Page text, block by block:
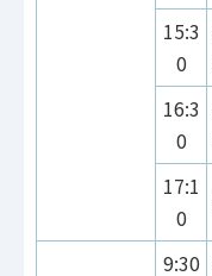
15:3
0
16:3
0
17:1
0
9:30